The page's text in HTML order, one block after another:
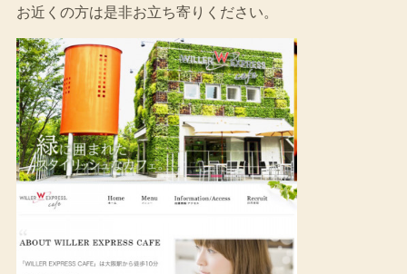
お近くの方は是非お立ち寄りください。